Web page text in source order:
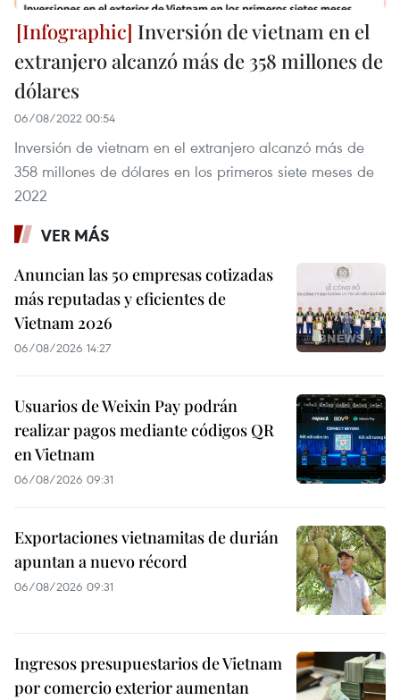
Inversión de vietnam en el
extranjero alcanzó más de 358 millones de
dólares
06/08/2022 00:54
Inversión de vietnam en el extranjero alcanzó más de
358 millones de dólares en los primeros siete meses de
2022
VER MÁS
Anuncian las 50 empresas cotizadas
más reputadas y eficientes de
Vietnam 2026
06/08/2026 14:27
Usuarios de Weixin Pay podrán
realizar pagos mediante códigos QR
en Vietnam
06/08/2026 09:31
Exportaciones vietnamitas de durián
apuntan a nuevo récord
06/08/2026 09:31
Ingresos presupuestarios de Vietnam
por comercio exterior aumentan